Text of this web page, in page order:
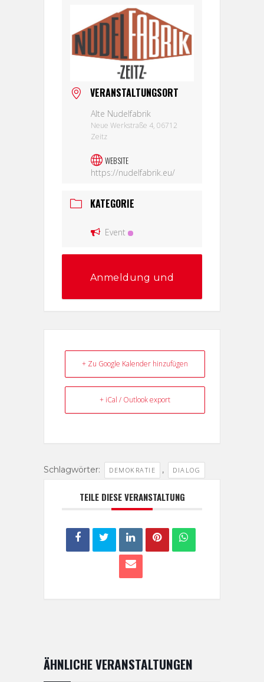
VERANSTALTUNGSORT
Alte Nudelfabrik
Neue Werkstraße 4, 06712
Zeitz
WEBSITE
https://nudelfabrik.eu/
KATEGORIE
Event
Anmeldung und
+ Zu Google Kalender hinzufügen
+ iCal / Outlook export
Schlagwörter: DEMOKRATIE , DIALOG
TEILE DIESE VERANSTALTUNG
ÄHNLICHE VERANSTALTUNGEN